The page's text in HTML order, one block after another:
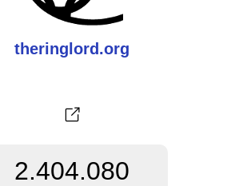
theringlord.org
2.404.080